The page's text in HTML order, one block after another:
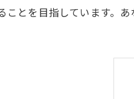
ことを目指しています。